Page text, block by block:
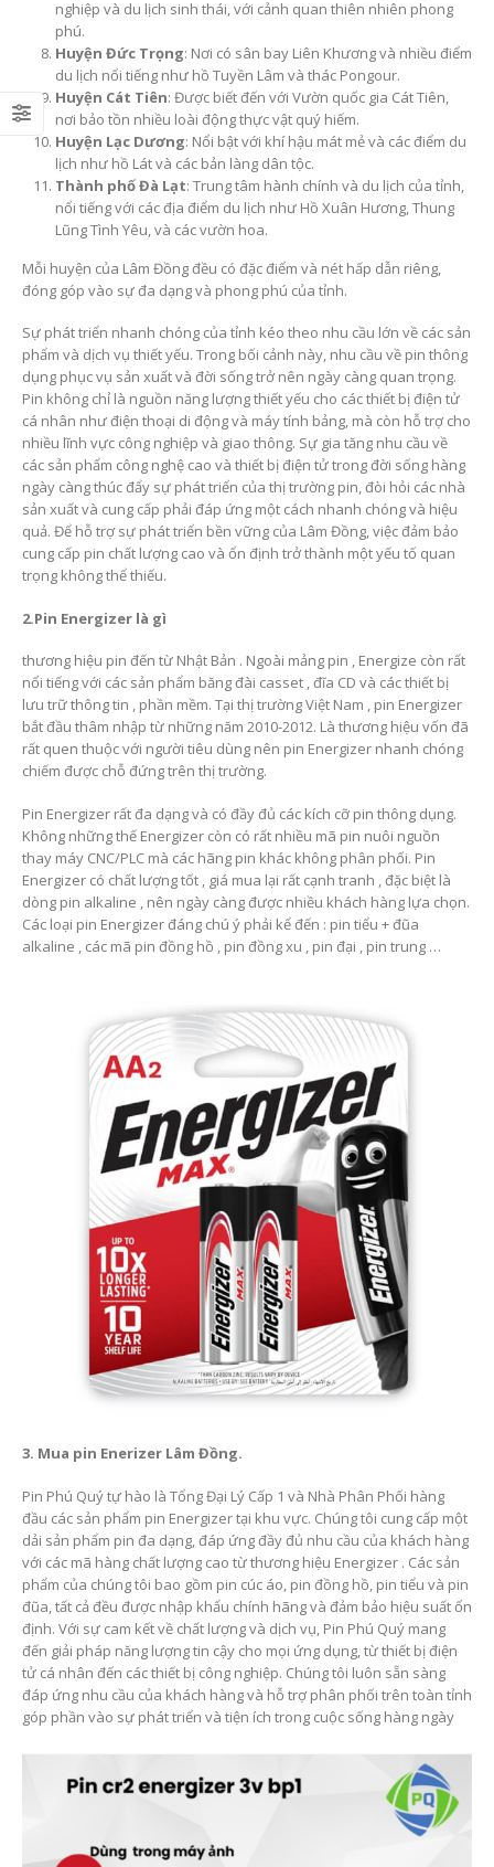
nghiệp và du lịch sinh thái, với cảnh quan thiên nhiên phong
phú.
Huyện Đức Trọng: Nơi có sân bay Liên Khương và nhiều điểm
du lịch nổi tiếng như hồ Tuyền Lâm và thác Pongour.
Huyện Cát Tiên: Được biết đến với Vườn quốc gia Cát Tiên,
nơi bảo tồn nhiều loài động thực vật quý hiếm.
Huyện Lạc Dương: Nổi bật với khí hậu mát mẻ và các điểm du
lịch như hồ Lát và các bản làng dân tộc.
Thành phố Đà Lạt: Trung tâm hành chính và du lịch của tỉnh,
nổi tiếng với các địa điểm du lịch như Hồ Xuân Hương, Thung
Lũng Tình Yêu, và các vườn hoa.
Mỗi huyện của Lâm Đồng đều có đặc điểm và nét hấp dẫn riêng,
đóng góp vào sự đa dạng và phong phú của tỉnh.
Sự phát triển nhanh chóng của tỉnh kéo theo nhu cầu lớn về các sản
phẩm và dịch vụ thiết yếu. Trong bối cảnh này, nhu cầu về pin thông
dụng phục vụ sản xuất và đời sống trở nên ngày càng quan trọng.
Pin không chỉ là nguồn năng lượng thiết yếu cho các thiết bị điện tử
cá nhân như điện thoại di động và máy tính bảng, mà còn hỗ trợ cho
nhiều lĩnh vực công nghiệp và giao thông. Sự gia tăng nhu cầu về
các sản phẩm công nghệ cao và thiết bị điện tử trong đời sống hàng
ngày càng thúc đẩy sự phát triển của thị trường pin, đòi hỏi các nhà
sản xuất và cung cấp phải đáp ứng một cách nhanh chóng và hiệu
quả. Để hỗ trợ sự phát triển bền vững của Lâm Đồng, việc đảm bảo
cung cấp pin chất lượng cao và ổn định trở thành một yếu tố quan
trọng không thể thiếu.
2.Pin Energizer là gì
thương hiệu pin đến từ Nhật Bản . Ngoài mảng pin , Energize còn rất
nổi tiếng với các sản phẩm băng đài casset , đĩa CD và các thiết bị
lưu trữ thông tin , phần mềm. Tại thị trường Việt Nam , pin Energizer
bắt đầu thâm nhập từ những năm 2010-2012. Là thương hiệu vốn đã
rất quen thuộc với người tiêu dùng nên pin Energizer nhanh chóng
chiếm được chỗ đứng trên thị trường.
Pin Energizer rất đa dạng và có đầy đủ các kích cỡ pin thông dụng.
Không những thế Energizer còn có rất nhiều mã pin nuôi nguồn
thay máy CNC/PLC mà các hãng pin khác không phân phối. Pin
Energizer có chất lượng tốt , giá mua lại rất cạnh tranh , đặc biệt là
dòng pin alkaline , nên ngày càng được nhiều khách hàng lựa chọn.
Các loại pin Energizer đáng chú ý phải kể đến : pin tiểu + đũa
alkaline , các mã pin đồng hồ , pin đồng xu , pin đại , pin trung …
3. Mua pin Enerizer Lâm Đồng.
Pin Phú Quý tự hào là Tổng Đại Lý Cấp 1 và Nhà Phân Phối hàng
đầu các sản phẩm pin Energizer tại khu vực. Chúng tôi cung cấp một
dải sản phẩm pin đa dạng, đáp ứng đầy đủ nhu cầu của khách hàng
với các mã hàng chất lượng cao từ thương hiệu Energizer . Các sản
phẩm của chúng tôi bao gồm pin cúc áo, pin đồng hồ, pin tiểu và pin
đũa, tất cả đều được nhập khẩu chính hãng và đảm bảo hiệu suất ổn
định. Với sự cam kết về chất lượng và dịch vụ, Pin Phú Quý mang
đến giải pháp năng lượng tin cậy cho mọi ứng dụng, từ thiết bị điện
tử cá nhân đến các thiết bị công nghiệp. Chúng tôi luôn sẵn sàng
đáp ứng nhu cầu của khách hàng và hỗ trợ phân phối trên toàn tỉnh
góp phần vào sự phát triển và tiện ích trong cuộc sống hàng ngày